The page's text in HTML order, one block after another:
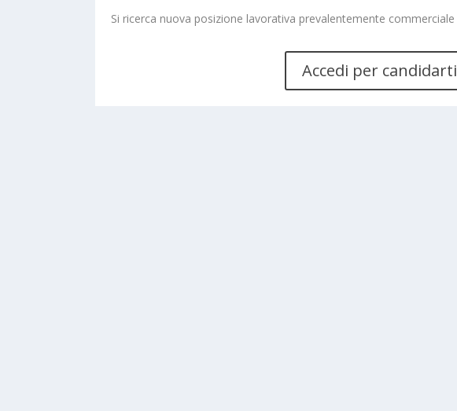
Si ricerca nuova posizione lavorativa prevalentemente commerciale
Accedi per candidarti